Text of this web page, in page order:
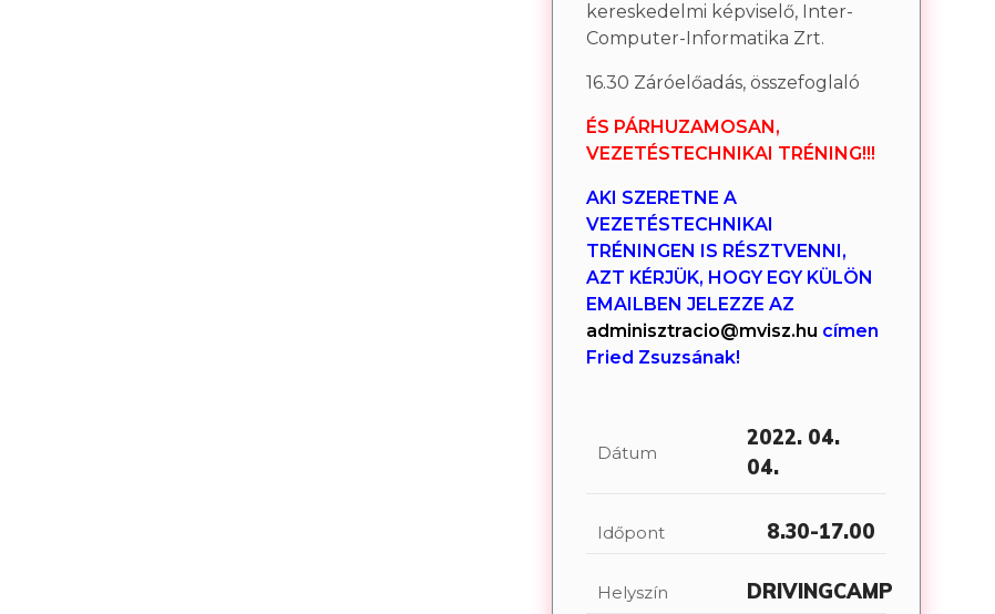
kereskedelmi képviselő, Inter-
Computer-Informatika Zrt.
16.30 Záróelőadás, összefoglaló
ÉS PÁRHUZAMOSAN,
VEZETÉSTECHNIKAI TRÉNING!!!
AKI SZERETNE A
VEZETÉSTECHNIKAI
TRÉNINGEN IS RÉSZTVENNI,
AZT KÉRJÜK, HOGY EGY KÜLÖN
EMAILBEN JELEZZE AZ
adminisztracio@mvisz.hu címen
Fried Zsuzsának!
Dátum
2022. 04.
04.
Időpont 8.30-17.00
Helyszín DRIVINGCAMP